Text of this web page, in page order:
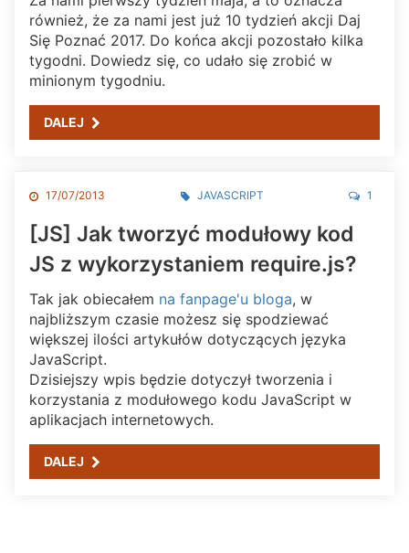
również, że za nami jest już 10 tydzień akcji Daj
Się Poznać 2017. Do końca akcji pozostało kilka
tygodni. Dowiedz się, co udało się zrobić w
minionym tygodniu.
DALEJ
[JS] Jak tworzyć modułowy kod
JS z wykorzystaniem require.js?
Tak jak obiecałem na fanpage'u bloga, w
najbliższym czasie możesz się spodziewać
większej ilości artykułów dotyczących języka
JavaScript.
Dzisiejszy wpis będzie dotyczył tworzenia i
korzystania z modułowego kodu JavaScript w
aplikacjach internetowych.
DALEJ
17/07/2013 JAVASCRIPT 1